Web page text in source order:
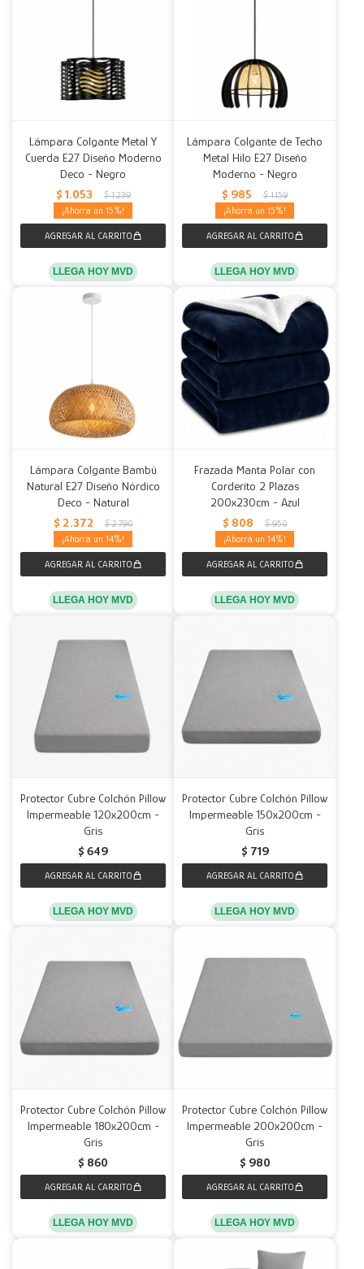
Lámpara Colgante Metal Y
Cuerda E27 Diseño Moderno
Deco - Negro
$ 1.053 $ 1.239
15
LLEGA HOY MVD
Lámpara Colgante de Techo
Metal Hilo E27 Diseño
Moderno - Negro
$ 985 $ 1.159
15
LLEGA HOY MVD
Lámpara Colgante Bambú
Natural E27 Diseño Nórdico
Deco - Natural
$ 2.372 $ 2.790
14
LLEGA HOY MVD
Frazada Manta Polar con
Corderito 2 Plazas
200x230cm - Azul
$ 808 $ 950
14
LLEGA HOY MVD
Protector Cubre Colchón Pillow
Impermeable 120x200cm -
Gris
$ 649
LLEGA HOY MVD
Protector Cubre Colchón Pillow
Impermeable 150x200cm -
Gris
$ 719
LLEGA HOY MVD
Protector Cubre Colchón Pillow
Impermeable 180x200cm -
Gris
$ 860
LLEGA HOY MVD
Protector Cubre Colchón Pillow
Impermeable 200x200cm -
Gris
$ 980
LLEGA HOY MVD